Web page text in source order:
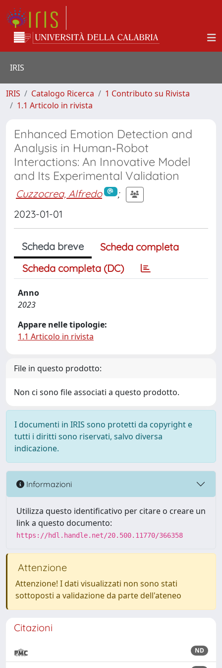
IRIS
IRIS Catalogo Ricerca
1 Contributo su Rivista
1.1 Articolo in rivista
Enhanced Emotion Detection and
Analysis in Human‐Robot
Interactions: An Innovative Model
and Its Experimental Validation
Cuzzocrea, Alfredo
;
2023-01-01
Scheda breve
Scheda completa
Scheda completa (DC)
Anno
2023
Appare nelle tipologie:
1.1 Articolo in rivista
File in questo prodotto:
Non ci sono file associati a questo prodotto.
I documenti in IRIS sono protetti da copyright e
tutti i diritti sono riservati, salvo diversa
indicazione.
Informazioni
Utilizza questo identificativo per citare o creare un
link a questo documento:
https://hdl.handle.net/20.500.11770/366358
Attenzione
Attenzione! I dati visualizzati non sono stati
sottoposti a validazione da parte dell'ateneo
Citazioni
ND